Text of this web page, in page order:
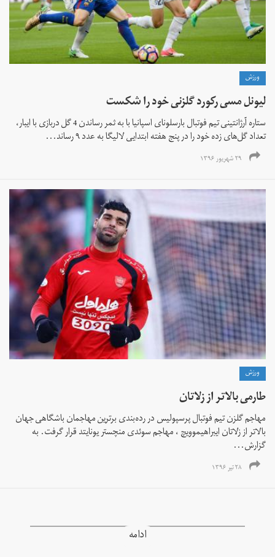
ورزش
لیونل مسی رکورد گلزنی خود را شکست
ستاره آرژانتینی تیم فوتبال بارسلونای اسپانیا با به ثمر رساندن 4 گل دربازی با ایبار،
تعداد گل‌های زده خود را در پنج هفته ابتدایی لالیگا به عدد ۹ رساند...
۲۹ شهریور ۱۳۹۶
ورزش
طارمی بالاتر از زلاتان
مهاجم گلزن تیم فوتبال پرسپولیس در رده‌بندی برترین مهاجمان باشگاهی جهان
بالاتر از زلاتان ایبراهیموویچ ، مهاجم سوئدی منچستر یونایتد قرار گرفت. به
گزارش...
۲۸ تیر ۱۳۹۶
ادامه